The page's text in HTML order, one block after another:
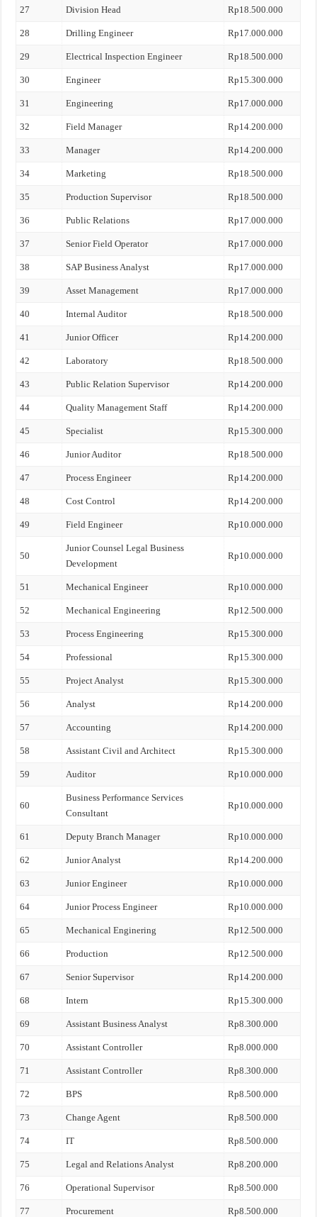
27 Division Head Rp18.500.000
28 Drilling Engineer Rp17.000.000
29 Electrical Inspection Engineer Rp18.500.000
30 Engineer Rp15.300.000
31 Engineering Rp17.000.000
32 Field Manager Rp14.200.000
33 Manager Rp14.200.000
34 Marketing Rp18.500.000
35 Production Supervisor Rp18.500.000
36 Public Relations Rp17.000.000
37 Senior Field Operator Rp17.000.000
38 SAP Business Analyst Rp17.000.000
39 Asset Management Rp17.000.000
40 Internal Auditor Rp18.500.000
41 Junior Officer Rp14.200.000
42 Laboratory Rp18.500.000
43 Public Relation Supervisor Rp14.200.000
44 Quality Management Staff Rp14.200.000
45 Specialist Rp15.300.000
46 Junior Auditor Rp18.500.000
47 Process Engineer Rp14.200.000
48 Cost Control Rp14.200.000
49 Field Engineer Rp10.000.000
50
Junior Counsel Legal Business
Development
Rp10.000.000
51 Mechanical Engineer Rp10.000.000
52 Mechanical Engineering Rp12.500.000
53 Process Engineering Rp15.300.000
54 Professional Rp15.300.000
55 Project Analyst Rp15.300.000
56 Analyst Rp14.200.000
57 Accounting Rp14.200.000
58 Assistant Civil and Architect Rp15.300.000
59 Auditor Rp10.000.000
60
Business Performance Services
Consultant
Rp10.000.000
61 Deputy Branch Manager Rp10.000.000
62 Junior Analyst Rp14.200.000
63 Junior Engineer Rp10.000.000
64 Junior Process Engineer Rp10.000.000
65 Mechanical Enginering Rp12.500.000
66 Production Rp12.500.000
67 Senior Supervisor Rp14.200.000
68 Intern Rp15.300.000
69 Assistant Business Analyst Rp8.300.000
70 Assistant Controller Rp8.000.000
71 Assistant Controller Rp8.300.000
72 BPS Rp8.500.000
73 Change Agent Rp8.500.000
74 IT Rp8.500.000
75 Legal and Relations Analyst Rp8.200.000
76 Operational Supervisor Rp8.500.000
77 Procurement Rp8.500.000